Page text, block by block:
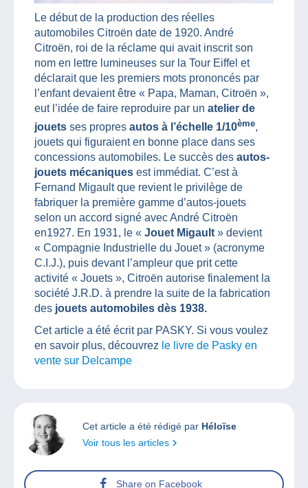
Le début de la production des réelles
automobiles Citroën date de 1920. André
Citroën, roi de la réclame qui avait inscrit son
nom en lettre lumineuses sur la Tour Eiffel et
déclarait que les premiers mots prononcés par
l’enfant devaient être « Papa, Maman, Citroën »,
eut l’idée de faire reproduire par un atelier de
jouets ses propres autos à l’échelle 1/10ème,
jouets qui figuraient en bonne place dans ses
concessions automobiles. Le succès des autos-
jouets mécaniques est immédiat. C’est à
Fernand Migault que revient le privilège de
fabriquer la première gamme d’autos-jouets
selon un accord signé avec André Citroën
en1927. En 1931, le « Jouet Migault » devient
« Compagnie Industrielle du Jouet » (acronyme
C.I.J.), puis devant l’ampleur que prit cette
activité « Jouets », Citroën autorise finalement la
société J.R.D. à prendre la suite de la fabrication
des jouets automobiles dès 1938.
Cet article a été écrit par PASKY. Si vous voulez
en savoir plus, découvrez le livre de Pasky en
vente sur Delcampe
Cet article a été rédigé par Héloïse
Voir tous les articles
Share on Facebook